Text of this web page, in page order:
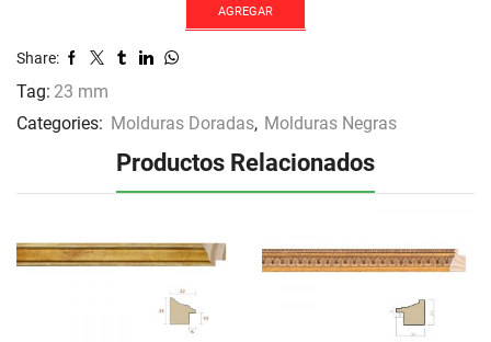
cantidad
AGREGAR
Share:
Tag: 23 mm
Categories: Molduras Doradas, Molduras Negras
Productos Relacionados